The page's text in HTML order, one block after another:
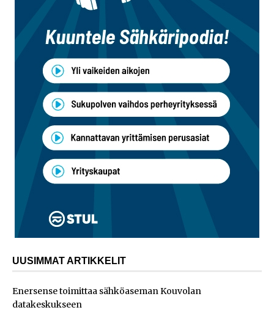
UUSIMMAT ARTIKKELIT
Enersense toimittaa sähköaseman Kouvolan
datakeskukseen